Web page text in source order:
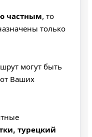
частным, то
только
могут быть
Ваших
турецкий